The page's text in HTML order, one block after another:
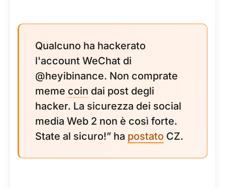
Qualcuno ha hackerato
l'account WeChat di
@heyibinance. Non comprate
meme coin dai post degli
hacker. La sicurezza dei social
media Web 2 non è così forte.
State al sicuro!” ha postato CZ.